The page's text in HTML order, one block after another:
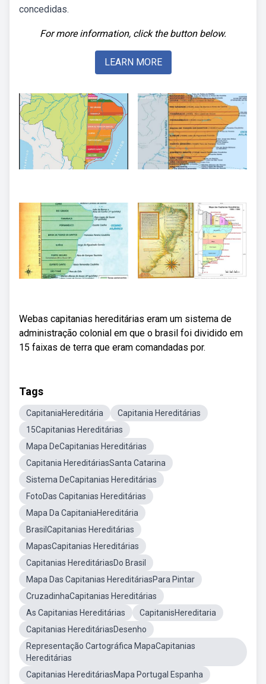
concedidas.
For more information, click the button below.
LEARN MORE
Webas capitanias hereditárias eram um sistema de
administração colonial em que o brasil foi dividido em
15 faixas de terra que eram comandadas por.
Tags
CapitaniaHereditária
Capitania Hereditárias
15Capitanias Hereditárias
Mapa DeCapitanias Hereditárias
Capitania HereditáriasSanta Catarina
Sistema DeCapitanias Hereditárias
FotoDas Capitanias Hereditárias
Mapa Da CapitaniaHereditária
BrasilCapitanias Hereditárias
MapasCapitanias Hereditárias
Capitanias HereditáriasDo Brasil
Mapa Das Capitanias HereditáriasPara Pintar
CruzadinhaCapitanias Hereditárias
As Capitanias Hereditárias
CapitanisHereditaria
Capitanias HereditáriasDesenho
Representação Cartográfica MapaCapitanias
Hereditárias
Capitanias HereditáriasMapa Portugal Espanha